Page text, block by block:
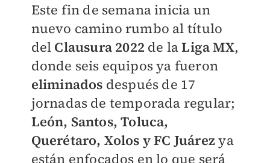
Este fin de semana inicia un
nuevo camino rumbo al título
del Clausura 2022 de laLiga MX,
donde seis equipos ya fueron
eliminados después de 17
jornadas de temporada regular;
León, Santos, Toluca,
Querétaro, Xolos y FC Juárezya
están enfocados en lo que será